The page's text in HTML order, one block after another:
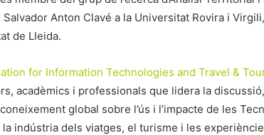
Anton Clavé a la Universitat Rovira i
de Lleida.
for Information Technologies and Travel &
acadèmics i professionals que lidera la
global sobre l’ús i l’impacte de les
la indústria dels viatges, el turisme i les